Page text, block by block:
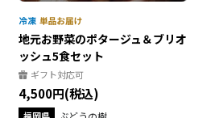
地元お野菜のポタージュ＆ブリオ
ッシュ5食セット
ギフト対応可
4,500円(税込)